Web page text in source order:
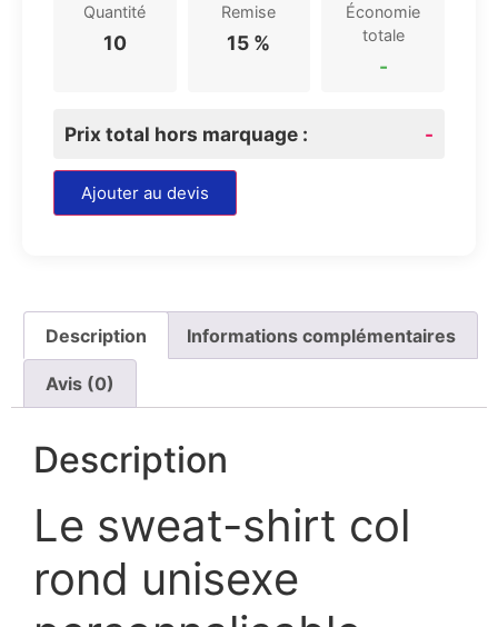
Quantité
10
Remise
15 %
Économie
totale
-
Prix total hors marquage : -
Ajouter au devis
Description Informations complémentaires
Avis (0)
Description
Le sweat-shirt col
rond unisexe